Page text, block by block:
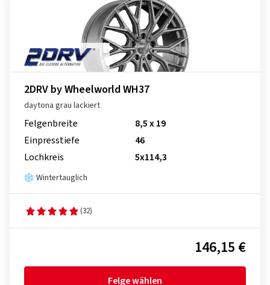
2DRV by Wheelworld WH37
daytona grau lackiert
Felgenbreite
8,5 x 19
Einpresstiefe
46
Lochkreis
5x114,3
Wintertauglich
(32)
146,15 €
Felge wählen